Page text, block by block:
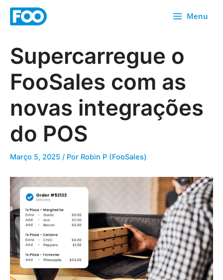
Saltar
conteúdo
Menu
Supercarregue o
FooSales com as
novas integrações
do POS
Março 5, 2025 / Por Robin P (FooSales)